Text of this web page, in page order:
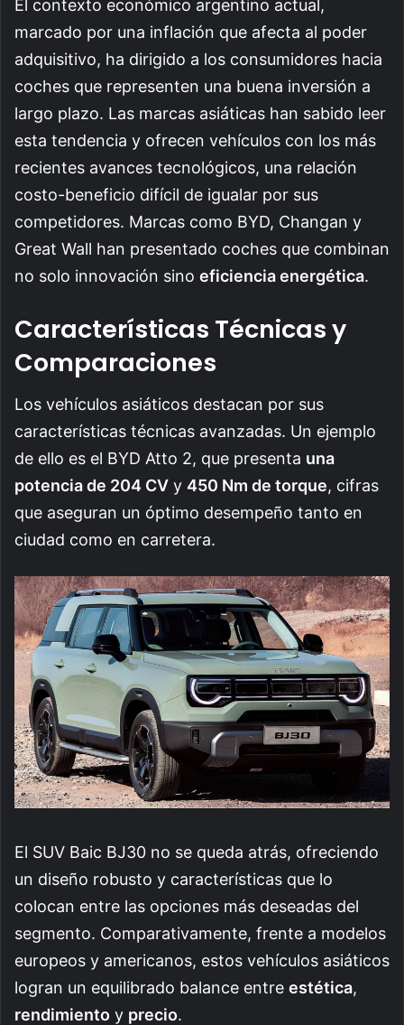
El contexto económico argentino actual,
marcado por una inflación que afecta al poder
adquisitivo, ha dirigido a los consumidores hacia
coches que representen una buena inversión a
largo plazo. Las marcas asiáticas han sabido leer
esta tendencia y ofrecen vehículos con los más
recientes avances tecnológicos, una relación
costo-beneficio difícil de igualar por sus
competidores. Marcas como BYD, Changan y
Great Wall han presentado coches que combinan
no solo innovación sino eficiencia energética.
Características Técnicas y
Comparaciones
Los vehículos asiáticos destacan por sus
características técnicas avanzadas. Un ejemplo
de ello es el BYD Atto 2, que presenta una
potencia de 204 CV y 450 Nm de torque, cifras
que aseguran un óptimo desempeño tanto en
ciudad como en carretera.
El SUV Baic BJ30 no se queda atrás, ofreciendo
un diseño robusto y características que lo
colocan entre las opciones más deseadas del
segmento. Comparativamente, frente a modelos
europeos y americanos, estos vehículos asiáticos
logran un equilibrado balance entre estética,
rendimiento y precio.